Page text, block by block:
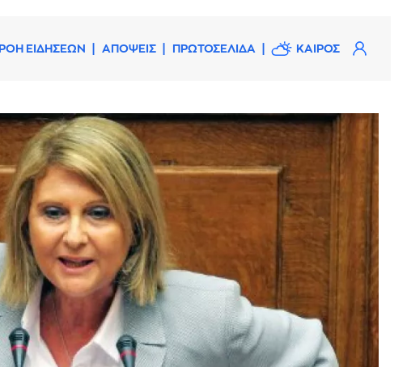
ΡΟΗ ΕΙΔΗΣΕΩΝ ΑΠΟΨΕΙΣ ΠΡΩΤΟΣΕΛΙΔΑ ΚΑΙΡΟΣ